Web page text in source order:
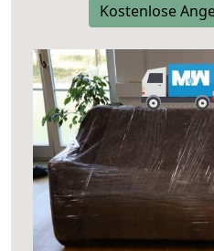
Kostenlose